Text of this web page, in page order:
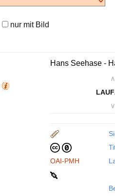
nur mit Bild
Hans Seehase -
∧
∨
OAI-PMH